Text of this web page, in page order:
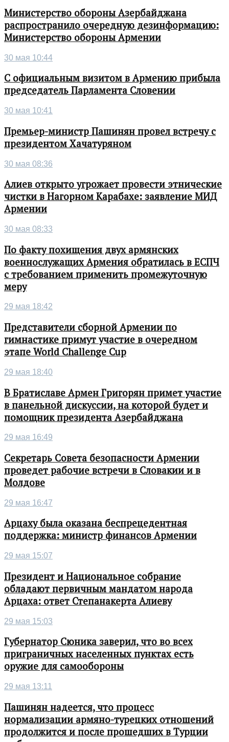
Министерство обороны Азербайджана
распространило очередную дезинформацию:
Министерство обороны Армении
30 мая 10:44
С официальным визитом в Армению прибыла
председатель Парламента Словении
30 мая 10:41
Премьер-министр Пашинян провел встречу с
президентом Хачатуряном
30 мая 08:36
Алиев открыто угрожает провести этнические
чистки в Нагорном Карабахе: заявление МИД
Армении
30 мая 08:33
По факту похищения двух армянских
военнослужащих Армения обратилась в ЕСПЧ
с требованием применить промежуточную
меру
29 мая 18:42
Представители сборной Армении по
гимнастике примут участие в очередном
этапе World Challenge Cup
29 мая 18:40
В Братиславе Армен Григорян примет участие
в панельной дискуссии, на которой будет и
помощник президента Азербайджана
29 мая 16:49
Секретарь Совета безопасности Армении
проведет рабочие встречи в Словакии и в
Молдове
29 мая 16:47
Арцаху была оказана беспрецедентная
поддержка: министр финансов Армении
29 мая 15:07
Президент и Национальное собрание
обладают первичным мандатом народа
Арцаха: ответ Степанакерта Алиеву
29 мая 15:03
Губернатор Сюника заверил, что во всех
приграничных населенных пунктах есть
оружие для самообороны
29 мая 13:11
Пашинян надеется, что процесс
нормализации армяно-турецких отношений
продолжится и после прошедших в Турции